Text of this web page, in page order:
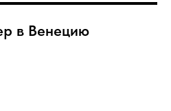
в Венецию